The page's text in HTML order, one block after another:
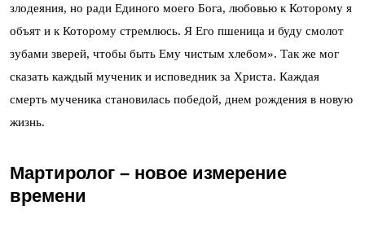
злодеяния, но ради Единого моего Бога, любовью к Которому я
объят и к Которому стремлюсь. Я Его пшеница и буду смолот
зубами зверей, чтобы быть Ему чистым хлебом». Так же мог
сказать каждый мученик и исповедник за Христа. Каждая
смерть мученика становилась победой, днем рождения в новую
жизнь.
Мартиролог – новое измерение
времени